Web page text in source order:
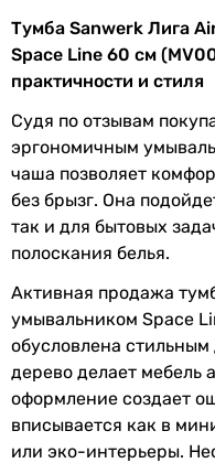
Коллекции
Физические
Ширина тумбы 57
Глубина тумбы
Высота тумбы 56
умывальника
Цвет тумбы
Длина
умывальника
Тумба Sanwerk Лига
Space Line 60 см
практичности и стиля
Судя по отзывам
эргономичным
чаша позволяет
без брызг. Она
так и для бытовых
полоскания белья.
Активная продажа
умывальником Space
обусловлена
дерево делает мебель
оформление создает
вписывается как в
или эко-интерьеры.